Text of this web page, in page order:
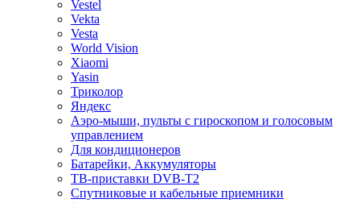
Vestel
Vekta
Vesta
World Vision
Xiaomi
Yasin
Триколор
Яндекс
Аэро-мыши, пульты с гироскопом и голосовым
управлением
Для кондиционеров
Батарейки, Аккумуляторы
ТВ-приставки DVB-T2
Спутниковые и кабельные приемники